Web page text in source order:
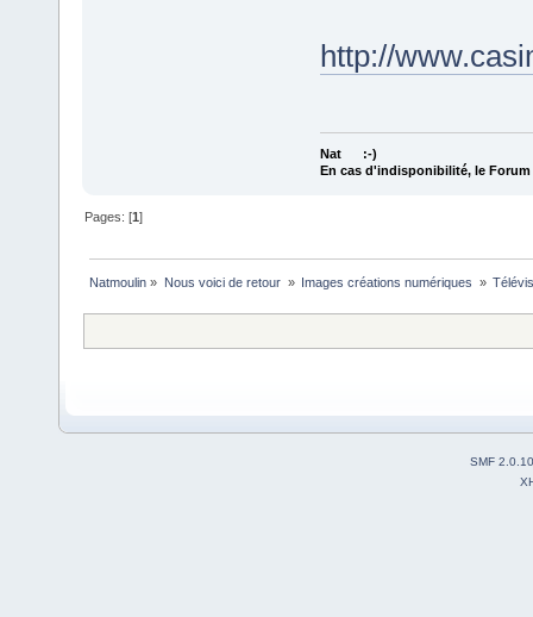
http://
Nat :-)
En cas d'indisponibilité, le
Pages: [1]
Natmoulin » Nous voici de retour » Images créations numériques »
SMF 2.0.10